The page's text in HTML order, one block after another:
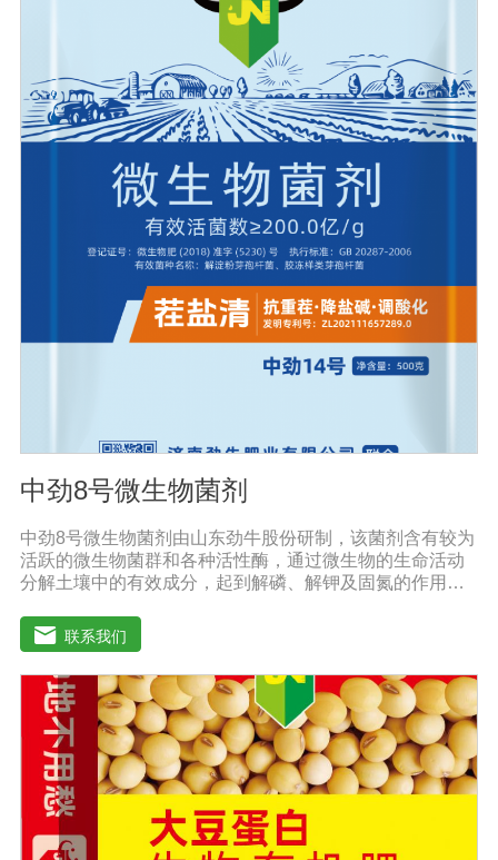
土壤，提高土壤通透性和保水保肥能力，增加土壤有机
减产问题。2、解磷解钾、提高化肥利用率：有效菌能分解
土壤中的有机质，减少氮肥的流失;其中解钾解磷菌能将土
壤中固化的化学钾肥、化学磷肥分解转化为速效钾、速效
磷。3、改善作物品质：使用菌剂后，作物中的蛋白质、糖
分、氨基酸、维生素等有益成分含量有所提高，起到改善
作物品质的作用。4、增强作物的抗逆性能、提高产量：分
泌赤霉素、细胞分裂素、生长素等活性物质，刺激、调
节、促进作物的生长发育，增强农作物的抗逆性能，有利
于农作物的增产【用法用量】拌种：在干种(含包衣种子)或
催芽种子上撒上少许水，均匀湿润种子后，将本品撒在种
子上拌匀，晾千后播种。用量：粮食类用20g本品拌2斤，
稻种或4斤，玉米种、大豆种或15斤小麦种，花生种用20g
本品拌20-40斤种子，瓜菜类用20g本品拌3公斤种子。可
有效提高种子出芽率，减少苗期病害的发生。
中劲8号微生物菌剂
中劲8号微生物菌剂由山东劲牛股份研制，该菌剂含有较为
活跃的微生物菌群和各种活性酶，通过微生物的生命活动
分解土壤中的有效成分，起到解磷、解钾及固氮的作用，
素、酸性物质以及维生素，能不同程度地刺激调节植物生
长；并且能产生铁载体、抗生素、系统防卫酶等多种物
质，可以抑制细菌或真菌性病害或诱导系统抗性间接达到
促进植物生长的作用。既能适用于各种粮食作物及蔬菜的
种植，又能适用于果树等经济作物的栽培。【适用范围】
玉米、小麦、果树、土豆、红薯、辣椒、番茄、黄瓜丶韮
菜、甘蓝等瓜果、蔬菜。【注意事项】1.本品内含大量有
益活菌，不可与杀菌剂混合使用，用过农药 的喷雾器一定
要认真清洗后在喷菌剂。2.本品如与化肥混用，要现混现
用。【贮 存】于阴凉干燥处保存，避免阳光直射和雨淋
【保 质 期】24个月【性 状】粉剂【活 菌 数】≥200亿/克
联系我们